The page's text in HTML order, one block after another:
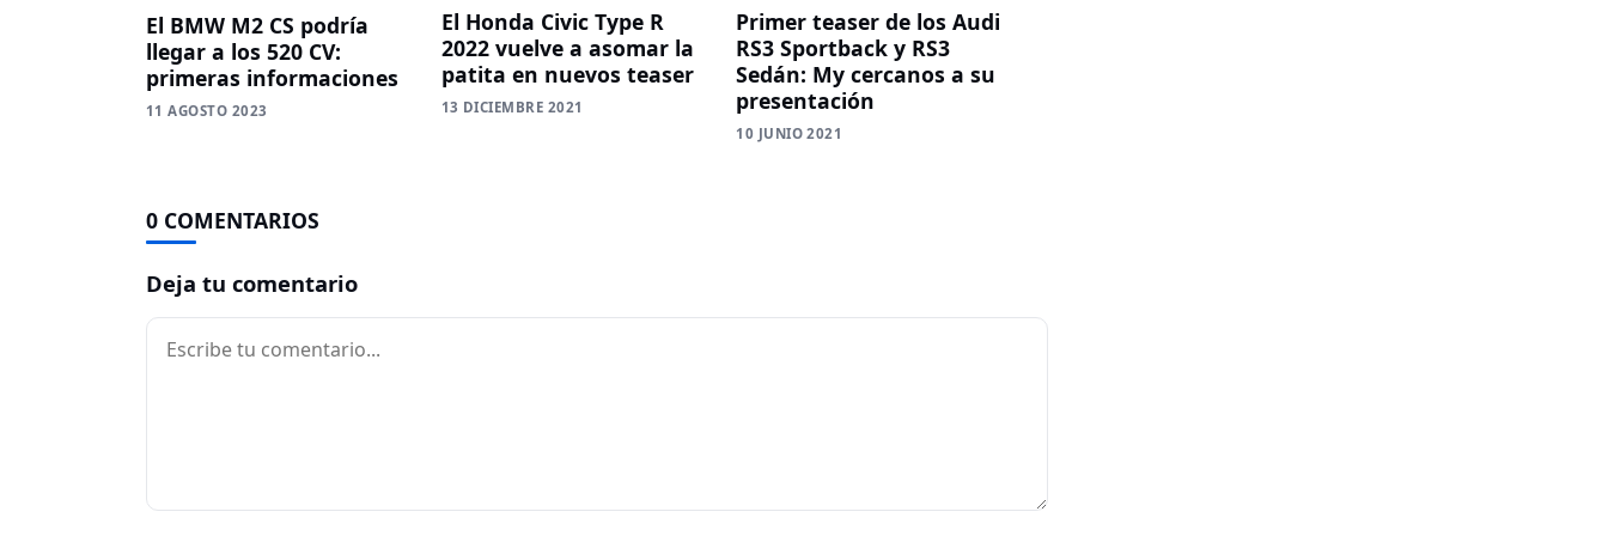
El BMW M2 CS podría
llegar a los 520 CV:
primeras informaciones
11 AGOSTO 2023
El Honda Civic Type R
2022 vuelve a asomar la
patita en nuevos teaser
13 DICIEMBRE 2021
Primer teaser de los Audi
RS3 Sportback y RS3
Sedán: My cercanos a su
presentación
10 JUNIO 2021
0 COMENTARIOS
Deja tu comentario
Comentario